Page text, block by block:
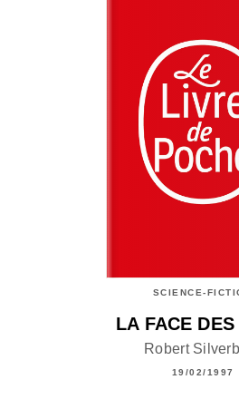
SCIENCE-
LA FACE
Robert
19/02/1997